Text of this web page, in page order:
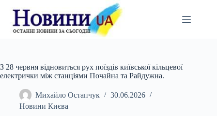
вмісту
З 28 червня відновиться рух поїздів київської кільцевої
електрички між станціями Почайна та Райдужна.
Михайло Остапчук
30.06.2026
Новини Києва